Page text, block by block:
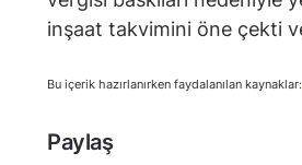
inşaat takvimini öne çekti
Bu içerik hazırlanırken faydalanılan kaynaklar:
Paylaş